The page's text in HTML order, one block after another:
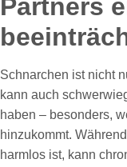
Schnarchen ist nicht
kann auch
haben – besonders,
hinzukommt.
harmlos ist, kann